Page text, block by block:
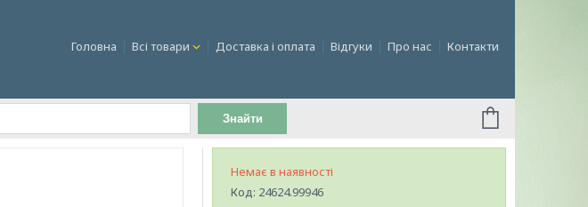
Головна Всі товари Доставка і оплата Відгуки Про нас Контакти
Знайти
Немає в наявності
Код: 24624.99946